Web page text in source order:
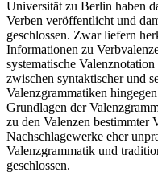
Universität zu Berlin haben
Verben veröffentlicht und
geschlossen. Zwar liefern
Informationen zu
systematische
zwischen syntaktischer und
Valenzgrammatiken
Grundlagen der
zu den Valenzen bestimmter
Nachschlagewerke eher
Valenzgrammatik und
geschlossen.